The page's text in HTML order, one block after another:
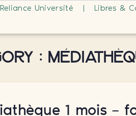
Reliance Université Libres &
:
1 mois –